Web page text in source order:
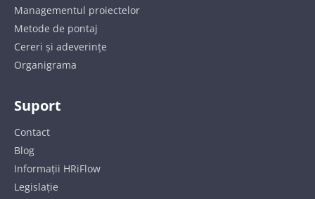
Managementul proiectelor
Metode de pontaj
Cereri și adeverințe
Organigrama
Suport
Contact
Blog
Informații HRiFlow
Legislație